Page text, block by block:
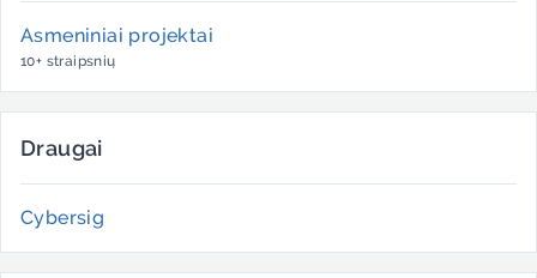
Asmeniniai projektai
10+ straipsnių
Draugai
Cybersig